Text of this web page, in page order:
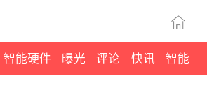
智能硬件 曝光 评论 快讯 智能